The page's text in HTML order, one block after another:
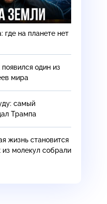
где на планете нет
один из
мира
самый
Трампа
жизнь становится
из молекул собрали